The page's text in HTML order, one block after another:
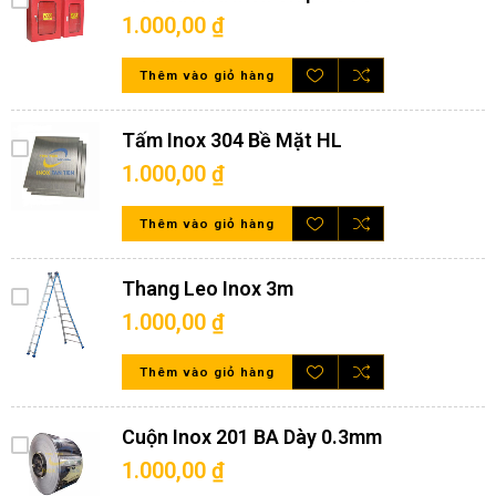
1.000,00 ₫
Thêm vào giỏ hàng
Tấm Inox 304 Bề Mặt HL
1.000,00 ₫
Thêm vào giỏ hàng
Thang Leo Inox 3m
1.000,00 ₫
Thêm vào giỏ hàng
Cuộn Inox 201 BA Dày 0.3mm
1.000,00 ₫